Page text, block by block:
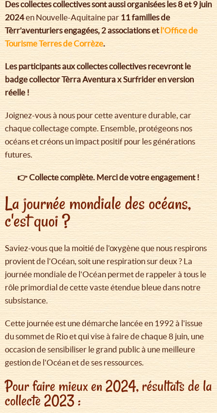
Des collectes collectives sont aussi organisées les 8 et 9 juin
2024en Nouvelle-Aquitaine par 11 familles de
Tèrr’aventuriers engagées, 2 associations etl'Office de
Tourisme Terres de Corrèze.
Les participants aux collectes collectives recevront le
badge collector Tèrra Aventura x Surfrider en version
réelle !
Joignez-vous à nous pour cette aventure durable, car
chaque collectage compte. Ensemble, protégeons nos
océans et créons un impact positif pour les générations
futures.
👉 Collecte complète. Merci de votre engagement !
La journée mondiale des océans,
c'est quoi ?
Saviez-vous que la moitié de l'oxygène que nous respirons
provient de l'Océan, soit une respiration sur deux ? La
journée mondiale de l'Océan permet de rappeler à tous le
rôle primordial de cette vaste étendue bleue dans notre
subsistance.
Cette journée est une démarche lancée en 1992 à l'issue
du sommet de Rio et qui vise à faire de chaque 8 juin, une
occasion de sensibiliser le grand public à une meilleure
gestion de l'Océan et de ses ressources.
Pour faire mieux en 2024, résultats de la
collecte 2023 :